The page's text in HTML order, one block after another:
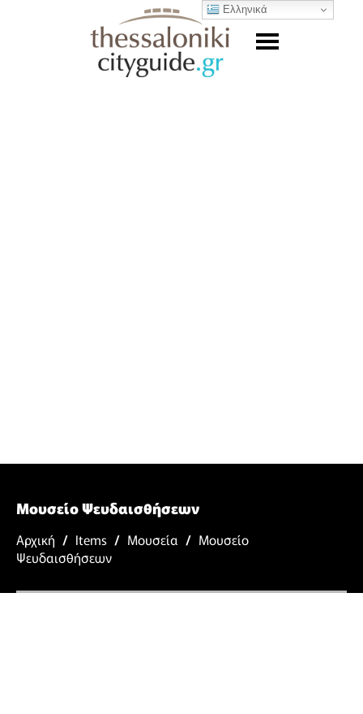
Μουσείο Ψευδαισθήσεων
Αρχική / Items / Μουσεία / Μουσείο
Ψευδαισθήσεων
Ελληνικά